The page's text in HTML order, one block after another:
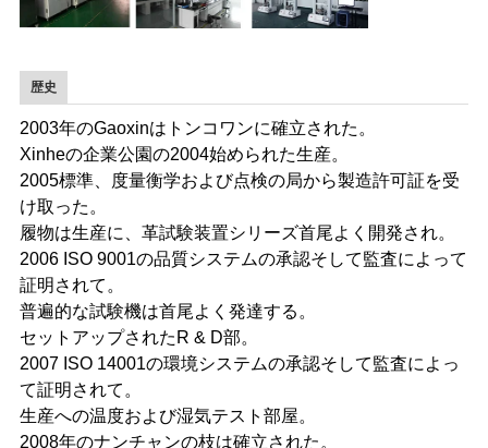
歴史
2003年のGaoxinはトンコワンに確立された。
Xinheの企業公園の2004始められた生産。
2005標準、度量衡学および点検の局から製造許可証を受
け取った。
履物は生産に、革試験装置シリーズ首尾よく開発され。
2006 ISO 9001の品質システムの承認そして監査によって
証明されて。
普遍的な試験機は首尾よく発達する。
セットアップされたR & D部。
2007 ISO 14001の環境システムの承認そして監査によっ
て証明されて。
生産への温度および湿気テスト部屋。
2008年のナンチャンの枝は確立された。